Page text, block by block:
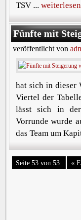
TSV ... weiterlesen
Fünfte mit
veröffentlicht von
hat sich in dieser
Viertel der
lässt sich in
Vorrunde wurde
das Team um
Seite 53 von 53: «